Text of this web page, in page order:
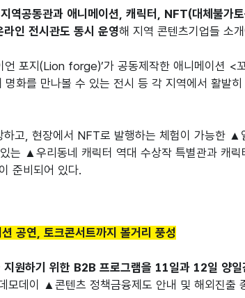
역공동관과 애니메이션, 캐릭터, NFT(대체불가
라인 전시관도 동시 운영해 지역 콘텐츠기업들 소
언 포지(Lion forge)’가 공동제작한 애니메이션 <
화를 만나볼 수 있는 전시 등 각 지역에서 활발
고, 현장에서 NFT로 발행하는 체험이 가능한 ▲
는 ▲우리동네 캐릭터 역대 수상작 특별관과 캐
준비되어 있다.
공연, 토크콘서트까지 볼거리 풍성
지원하기 위한 B2B 프로그램을 11일과 12일 양일
데이 ▲콘텐츠 정책금융제도 안내 및 해외진출